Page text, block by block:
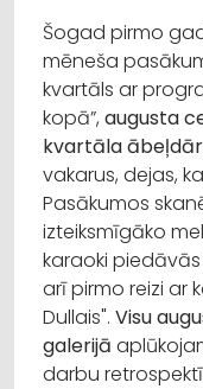
Šogad pirmo
mēneša
kvartāls ar
kopā”, augusta
kvartāla
vakarus, dejas,
Pasākumos
izteiksmīgāko
karaoki
arī pirmo reizi ar
Dullais". Visu
galerijā
darbu